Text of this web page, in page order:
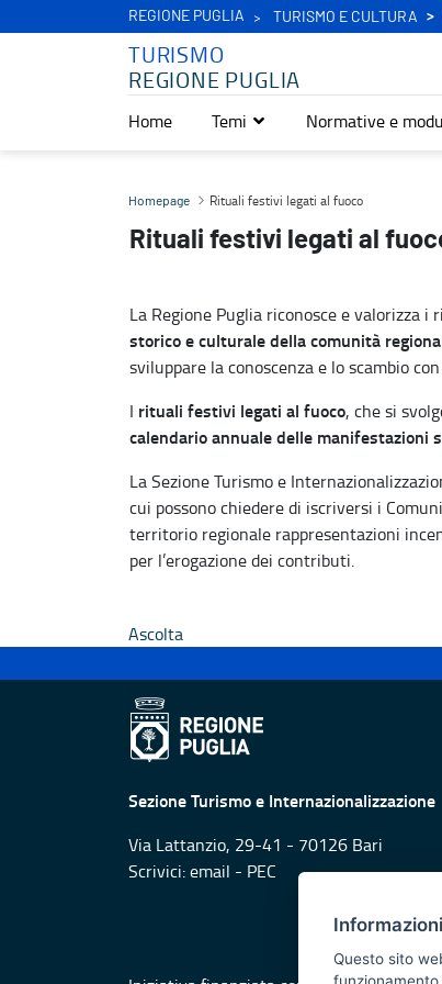
REGIONE PUGLIA TURISMO E CULTURA
TURISMO
REGIONE PUGLIA
Home Temi Normative e
Homepage Rituali festivi legati al fuoco
Rituali festivi legati al
La Regione Puglia riconosce e valorizza
storico e culturale della comunità
sviluppare la conoscenza e lo scambio
I rituali festivi legati al fuoco, che si
calendario annuale delle manifestazioni
La Sezione Turismo e
cui possono chiedere di iscriversi i
territorio regionale rappresentazioni
per l’erogazione dei contributi.
Ascolta
Sezione Turismo e Internazionalizzazione
Via Lattanzio, 29-41 - 70126 Bari
Scrivici:email - PEC
Questo sito